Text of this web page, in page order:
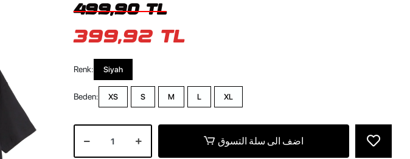
499,90 TL
399,92 TL
Renk: Siyah
Beden: XS S M L XL
اضف الى سلة التسوق